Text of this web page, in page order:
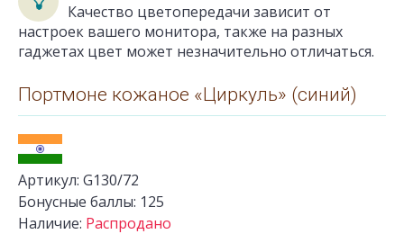
Качество цветопередачи зависит от
настроек вашего монитора, также на разных
гаджетах цвет может незначительно отличаться.
Портмоне кожаное «Циркуль» (синий)
Артикул: G130/72
Бонусные баллы: 125
Наличие: Распродано